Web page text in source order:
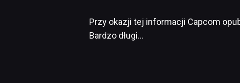
Przy okazji tej informacji Capcom
Bardzo długi…